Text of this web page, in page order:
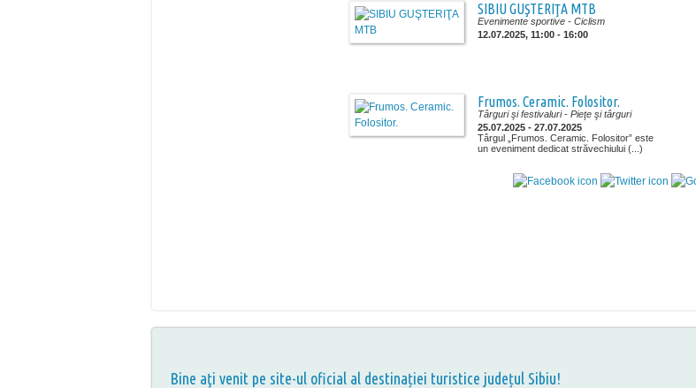
SIBIU GUŞTERIŢA MTB
Evenimente sportive - Ciclism
12.07.2025, 11:00 - 16:00
Frumos. Ceramic. Folositor.
Târguri şi festivaluri - Pieţe şi târguri
25.07.2025 - 27.07.2025
Târgul „Frumos. Ceramic. Folositor” este
un eveniment dedicat străvechiului (...)
Bine aţi venit pe site-ul oficial al destinației turistice județul Sibiu!